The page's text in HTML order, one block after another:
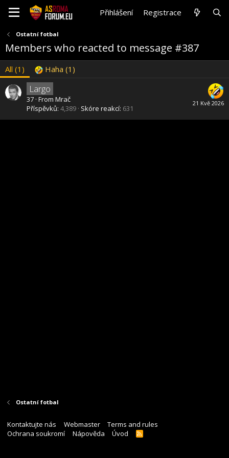
Přihlášení Registrace
Ostatní fotbal
Members who reacted to message #387
All (1) Haha (1)
21 Kvě 2026
Largo
37 · From Mrač
Příspěvků 4,389 Skóre reakcí 631
Ostatní fotbal
Kontaktujte nás Webmaster
Terms and rules
Ochrana soukromí
Nápověda Úvod
R